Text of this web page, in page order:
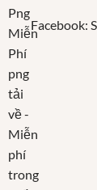
Facebook: